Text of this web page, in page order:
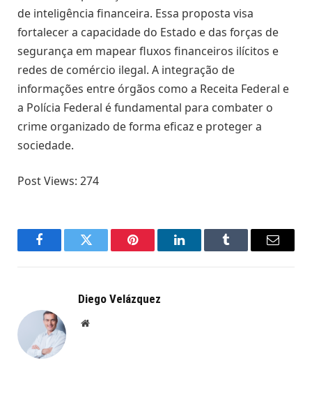
de inteligência financeira. Essa proposta visa
fortalecer a capacidade do Estado e das forças de
segurança em mapear fluxos financeiros ilícitos e
redes de comércio ilegal. A integração de
informações entre órgãos como a Receita Federal e
a Polícia Federal é fundamental para combater o
crime organizado de forma eficaz e proteger a
sociedade.
Post Views: 274
FacebookTwitter Pinterest LinkedInTumblr Email
Diego Velázquez
Website